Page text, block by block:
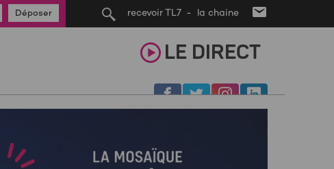
recevoir TL7 - la chaine
Déposer
LE DIRECT